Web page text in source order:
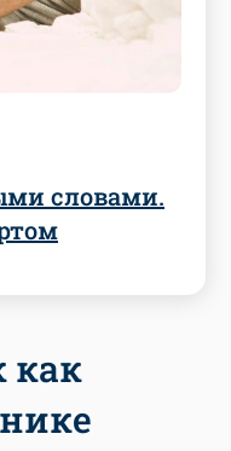
словами.
как